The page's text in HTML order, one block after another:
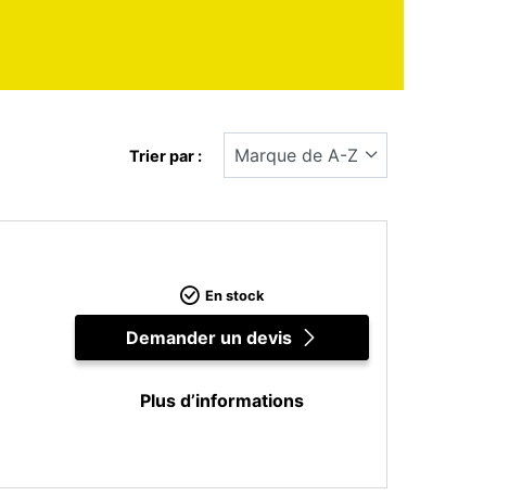
Trier par :
En stock
Demander un devis
Plus d’informations